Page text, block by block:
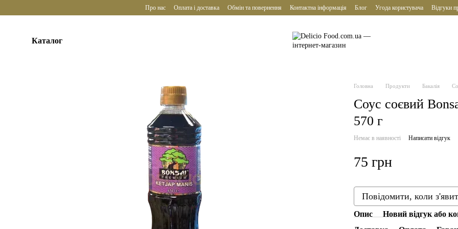
Про нас Оплата і доставка Обмін та повернення Контактна інформація Блог Угода користувача Відгуки
Каталог
Головна Продукти Бакалія
Соус соєвий
570 г
Немає в наявності Написати відгук
75 грн
Повідомити, коли
Опис
Новий відгук або